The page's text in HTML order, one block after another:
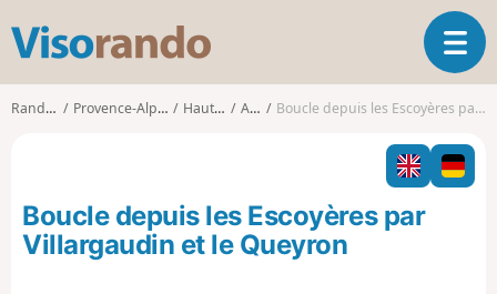
s
o
o
O
u
r
i
r
l
Randonnées Provence-Alpes-Côte d'Azur Hautes-Alpes Arvieux Boucle depuis les Escoyères par Villargaudin et le Queyron
Boucle depuis les Escoyères par
Villargaudin et le Queyron